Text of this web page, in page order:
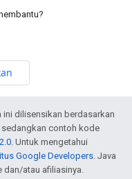
ini dilisensikan berdasarkan
sedangkan contoh kode
. Untuk mengetahui
Google Developers. Java
dan/atau afiliasinya.